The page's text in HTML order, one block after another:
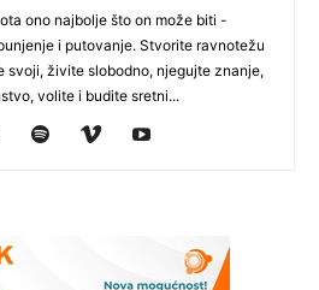
ono najbolje što on može biti -
i putovanje. Stvorite ravnotežu
svoji, živite slobodno, njegujte znanje,
volite i budite sretni...